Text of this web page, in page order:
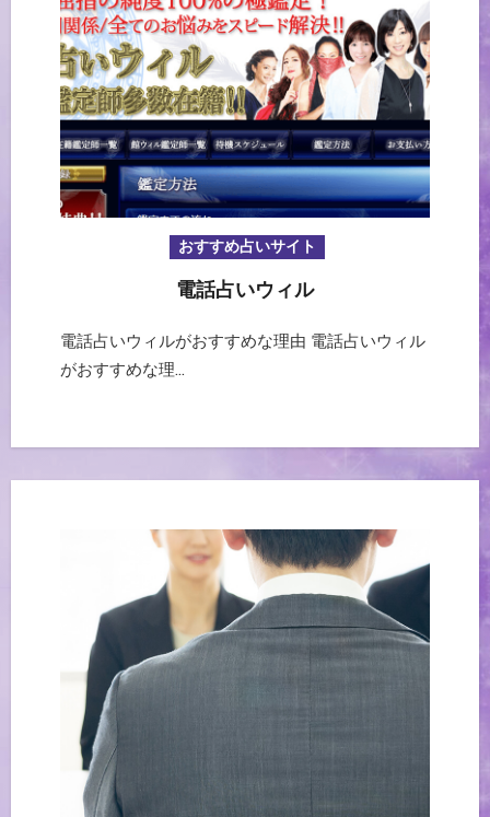
おすすめ占いサイト
電話占いウィル
電話占いウィルがおすすめな理由 電話占いウィル
がおすすめな理…